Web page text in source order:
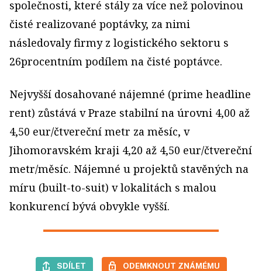
společnosti, které stály za více než polovinou
čisté realizované poptávky, za nimi
následovaly firmy z logistického sektoru s
26procentním podílem na čisté poptávce.
Nejvyšší dosahované nájemné (prime headline
rent) zůstává v Praze stabilní na úrovni 4,00 až
4,50 eur/čtvereční metr za měsíc, v
Jihomoravském kraji 4,20 až 4,50 eur/čtvereční
metr/měsíc. Nájemné u projektů stavěných na
míru (built-to-suit) v lokalitách s malou
konkurencí bývá obvykle vyšší.
SDÍLET ODEMKNOUT ZNÁMÉMU